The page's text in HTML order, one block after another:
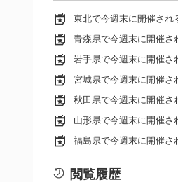
東北で今週末に開催され
青森県で今週末に開催さ
岩手県で今週末に開催さ
宮城県で今週末に開催さ
秋田県で今週末に開催さ
山形県で今週末に開催さ
福島県で今週末に開催さ
閲覧履歴